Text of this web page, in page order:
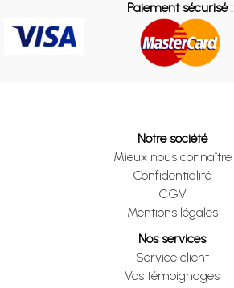
Paiement sécurisé :
Notre société
Mieux nous connaître
Confidentialité
CGV
Mentions légales
Nos services
Service client
Vos témoignages